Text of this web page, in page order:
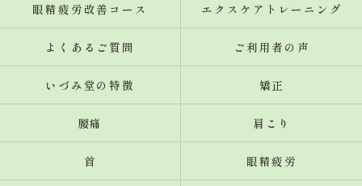
眼精疲労改善コース エクスケアトレーニング
よくあるご質問 ご利用者の声
いづみ堂の特徴 矯正
腰痛 肩こり
首 眼精疲労